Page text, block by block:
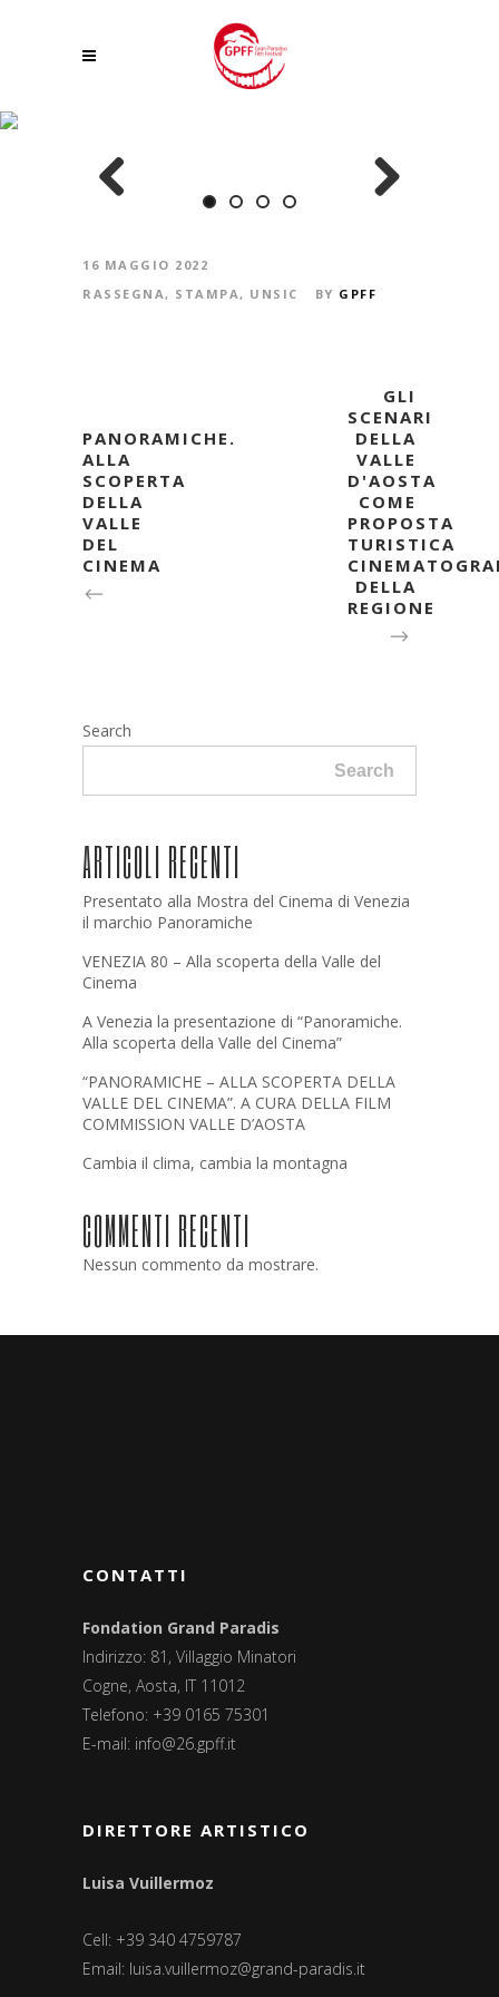
16 MAGGIO 2022
RASSEGNA, STAMPA, UNSIC BY GPFF
PANORAMICHE.
ALLA
SCOPERTA
DELLA
VALLE
DEL
CINEMA
GLI
SCENARI
DELLA
VALLE
D'AOSTA
COME
PROPOSTA
TURISTICA
DELLA
REGIONE
Search
Search
ARTICOLI RECENTI
Presentato alla Mostra del Cinema di Venezia
il marchio Panoramiche
VENEZIA 80 – Alla scoperta della Valle del
Cinema
A Venezia la presentazione di “Panoramiche.
Alla scoperta della Valle del Cinema”
“PANORAMICHE – ALLA SCOPERTA DELLA
VALLE DEL CINEMA”. A CURA DELLA FILM
COMMISSION VALLE D’AOSTA
Cambia il clima, cambia la montagna
COMMENTI RECENTI
Nessun commento da mostrare.
CONTATTI
Fondation Grand Paradis
Indirizzo: 81, Villaggio Minatori
Cogne, Aosta, IT 11012
Telefono: +39 0165 75301
E-mail: info@26.gpff.it
DIRETTORE ARTISTICO
Luisa Vuillermoz
Cell: +39 340 4759787
Email: luisa.vuillermoz@grand-paradis.it